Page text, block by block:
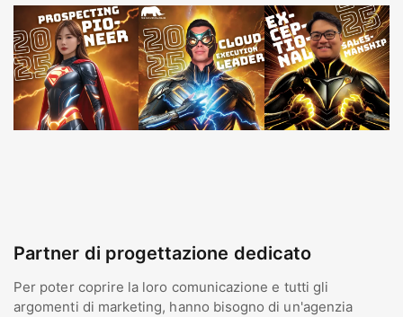
Partner di progettazione dedicato
Per poter coprire la loro comunicazione e tutti gli
argomenti di marketing, hanno bisogno di un'agenzia